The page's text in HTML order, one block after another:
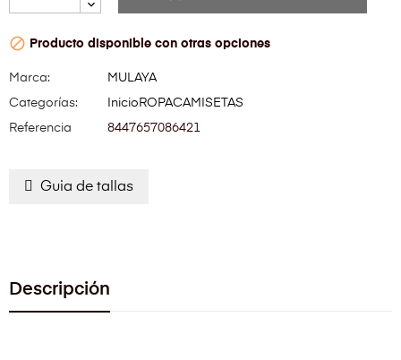
 Producto disponible con otras opciones
Marca:
MULAYA
Categorías:
Inicio ROPACAMISETAS
Referencia
8447657086421
Guia de tallas
Descripción